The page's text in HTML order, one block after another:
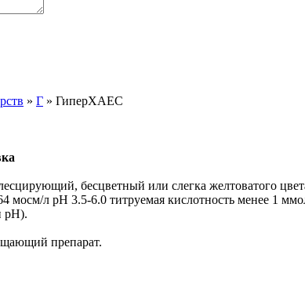
» Г » ГиперХАЕС
бесцветный или слегка желтоватого
мосм/л рН 3.5-6.0 титруемая кислотность менее 1
рН).
препарат.